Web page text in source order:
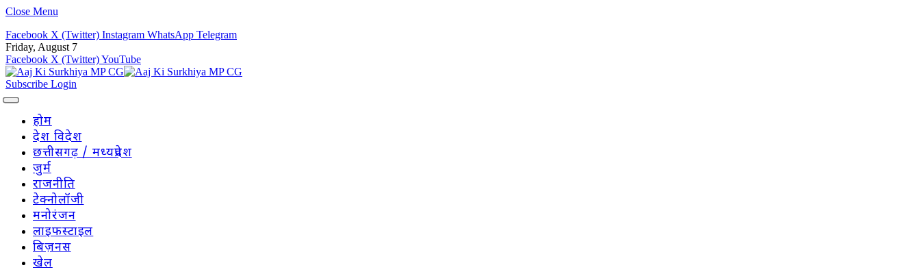
Close Menu
Facebook X (Twitter) Instagram WhatsApp Telegram
Friday, August 7
Facebook X (Twitter)YouTube
Subscribe Login
होम
देश विदेश
छत्तीसगढ़ / मध्यप्रदेश
जुर्म
राजनीति
टेक्नोलॉजी
मनोरंजन
लाइफस्टाइल
बिज़नस
खेल